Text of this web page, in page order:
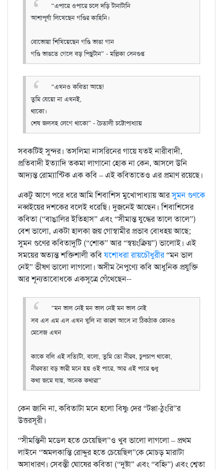
“এপারে ওপারে চলে দড়ি টানাটানি
আশাপূর্ণা লিখেছেন গণ্ডির কাহিনি।
বোভোয়া শিখিয়েছেন গণ্ডি ভাঙা গান
গণ্ডি ভাঙতে গেলে বড় পিছুটান” - মল্লিকা সেনগুপ্ত
“এখনও কবিতা আছে!
তুমি যেয়ো না এখনই,
থাকো।
শেষ জলসহ লেগে থাকো” - চৈতালী চট্টোপাধ্যায়
সবকটিই সুন্দর। তসলিমা নাসরিনের গায়ে যতই নারীবাদী,
প্রতিবাদী ইত্যাদি তকমা লাগানো হোক না কেন, আসলে উনি
আদ্যন্ত রোম্যান্টিক এক কবি – এই কবিতাতেও এর প্রমাণ রয়েছে।
একটু আগে পরে ধরে আমি শিবাশিস মুখোপাধ্যায় আরসুমন গুণকে
নব্বইয়ের দশকের বলেই ধরেছি। দুজনেই আছেন। শিবাশিসের
কবিতা (“বাঙালির ইতিহাস” এবং “সীমান্ত যুদ্ধের তালে তালে”)
বেশ ভালো, একটা হালকা জয় গোস্বামীর প্রভাব বোধহয় আছে;
সুমন গুণের কবিতাদুটি (“শোক” আর “স্বয়ংক্রিয়”) ভালোই। এই
সময়ের অত্যন্ত শক্তিশালী কবিযশোধরা রায়চৌধুরীর“মন ভাল
নেই” ভীষণ ভালো লাগলো। অসীম নৈপুণ্যে কবি আধুনিক প্রযুক্তি
আর শূন্যতাবোধকে একসূত্রে গেঁথেছেন--
“মন ভাল নেই মন ভাল নেই মন ভাল নেই
সব এস এম এস এখন খুলি না কারণ আসে না ঠিকঠাক কোনও
মেসেজ এখন
কাকে বলি এই সত্যিটা, বলো, তুমি তো নীরব, চুপচাপ থাকো,
নীরবতা বড় ভারী মনে হয় ওই পারে, আর এই পারে শুধু
কথা জমে যায়, অনেক কথারা”
কেন জানি না, কবিতাটা মনে হলো বিষ্ণু দের “টপ্পা-ঠুংরি”র
উত্তরসূরী।
“সীমন্তিনী মডেল হতে চেয়েছিল”ও খুব ভালো লাগলো – প্রথম
লাইনে “অমলকান্তি রোদ্দুর হতে চেয়েছিল”কে মোচড় মারাটা
অসাধারণ। সেবন্তী ঘোষের কবিতা (“দুষ্টা” এবং “বহ্নি”) এবং শ্বেতা